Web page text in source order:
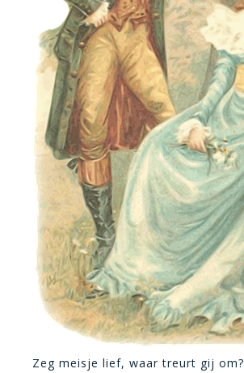
Zeg meisje lief, waar treurt gij om?